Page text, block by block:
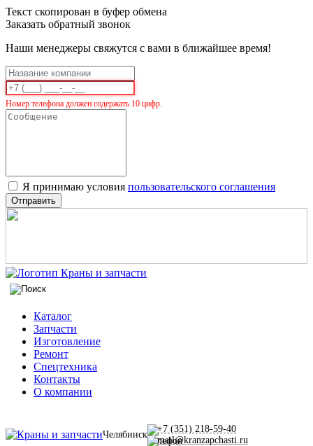
Текст скопирован в буфер обмена
Заказать обратный звонок
Наши менеджеры свяжутся с вами в ближайшее время!
Номер телефона должен содержать 10 цифр.
Я принимаю условия пользовательского соглашения
Отправить
Каталог
Запчасти
Изготовление
Ремонт
Спецтехника
Контакты
О компании
Челябинск
+7 (351) 218-59-40
mail@kranzapchasti.ru